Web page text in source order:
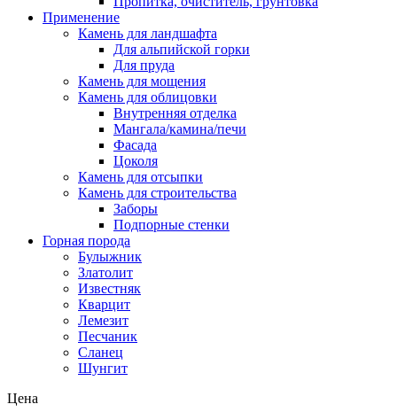
Применение
Камень для ландшафта
Для альпийской горки
Для пруда
Камень для мощения
Камень для облицовки
Внутренняя отделка
Мангала/камина/печи
Фасада
Цоколя
Камень для отсыпки
Камень для строительства
Заборы
Подпорные стенки
Горная порода
Булыжник
Златолит
Известняк
Кварцит
Лемезит
Песчаник
Сланец
Шунгит
Цена